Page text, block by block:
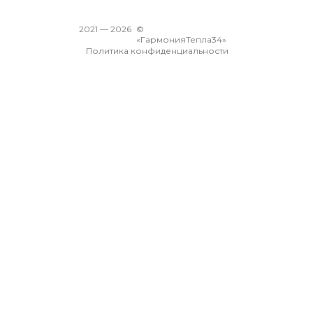
Политика конфиденциальности
©
«ГармонияТепла34»
2026
2021 —